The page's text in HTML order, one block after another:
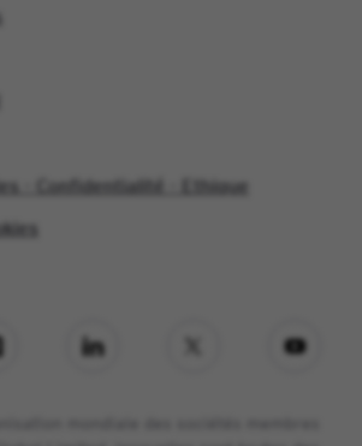
- Confidentialité - Ethique